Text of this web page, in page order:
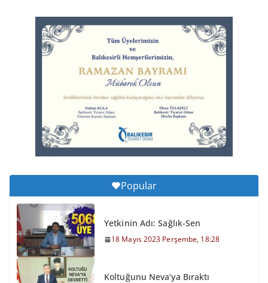
Balıkesirspor Sevdası İçin
Memleket Tek Yürek
6 Ağustos 2026 Perşembe, 11:51
Büyükşehir’den Kepsut’a Yatırım
6 Ağustos 2026 Perşembe, 16:43
Popular
Yetkinin Adı: Sağlık-Sen
18 Mayıs 2023 Perşembe, 18:28
Koltuğunu Neva’ya Bıraktı